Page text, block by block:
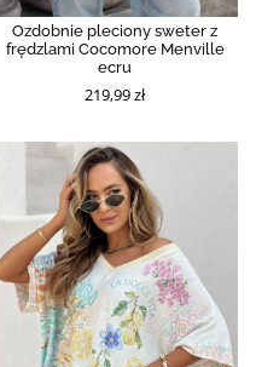
Ozdobnie pleciony sweter z
frędzlami Cocomore Menville
ecru
219,99 zł